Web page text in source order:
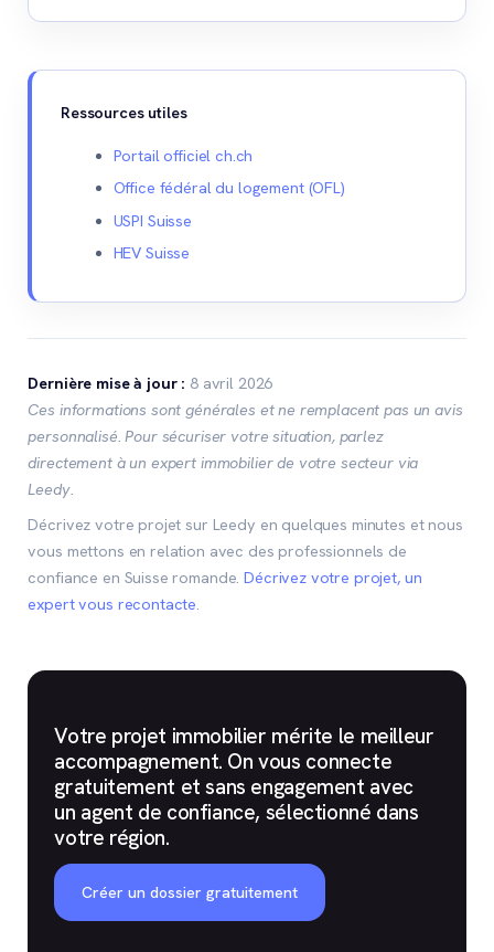
Ressources utiles
Portail officiel ch.ch
Office fédéral du logement (OFL)
USPI Suisse
HEV Suisse
Dernière mise à jour : 8 avril 2026
Ces informations sont générales et ne remplacent pas un avis
personnalisé. Pour sécuriser votre situation, parlez
directement à un expert immobilier de votre secteur via
Leedy.
Décrivez votre projet sur Leedy en quelques minutes et nous
vous mettons en relation avec des professionnels de
confiance en Suisse romande.Décrivez votre projet, un
expert vous recontacte.
Votre projet immobilier mérite le meilleur
accompagnement. On vous connecte
gratuitement et sans engagement avec
un agent de confiance, sélectionné dans
votre région.
Créer un dossier gratuitement